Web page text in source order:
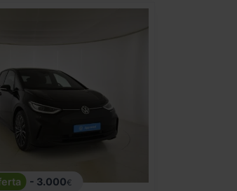
- 3.000€